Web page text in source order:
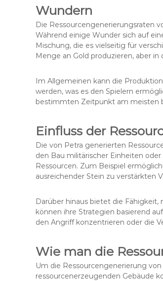
Wundern
Die Ressourcengenerierungsraten
Während einige Wunder sich auf
Mischung, die es vielseitig für
Menge an Gold produzieren, aber
Im Allgemeinen kann die
werden, was es den Spielern
bestimmten Zeitpunkt am meisten
Einfluss der
Die von Petra generierten
den Bau militärischer Einheiten
Ressourcen. Zum Beispiel
ausreichender Stein zu verstärkten
Darüber hinaus bietet die
können ihre Strategien basierend
den Angriff konzentrieren oder die
Wie man die
Um die Ressourcengenerierung
ressourcenerzeugenden Gebäude